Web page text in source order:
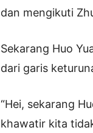
dan mengikuti
Sekarang Huo
dari garis
“Hei, sekarang
khawatir kita